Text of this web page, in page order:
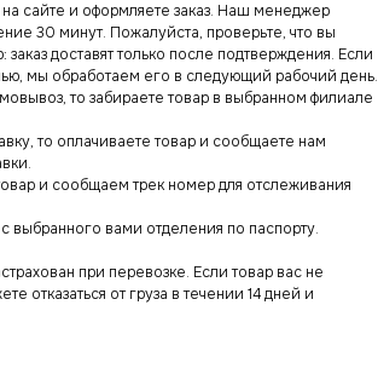
сайте и оформляете заказ. Наш менеджер
30 минут. Пожалуйста, проверьте, что вы
доставят только после подтверждения. Если
мы обработаем его в следующий рабочий день.
то забираете товар в выбранном филиале
то оплачиваете товар и сообщаете нам
и сообщаем трек номер для отслеживания
выбранного вами отделения по паспорту.
при перевозке. Если товар вас не
отказаться от груза в течении 14 дней и